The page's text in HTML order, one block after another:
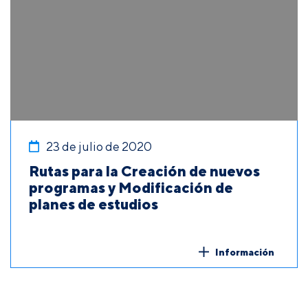
23 de julio de 2020
Rutas para la Creación de nuevos
programas y Modificación de
planes de estudios
Información